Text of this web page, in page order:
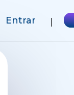
Entrar